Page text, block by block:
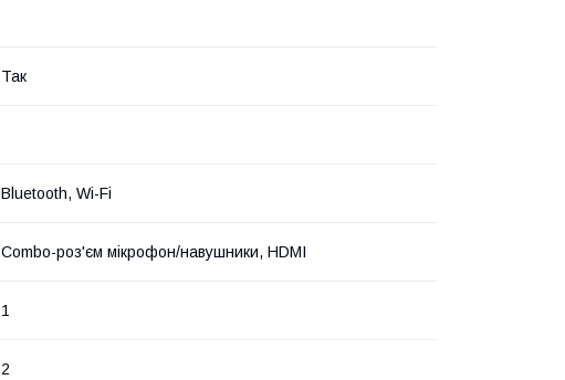
Так
Bluetooth, Wi-Fi
Combo-роз'єм мікрофон/навушники, HDMI
1
2